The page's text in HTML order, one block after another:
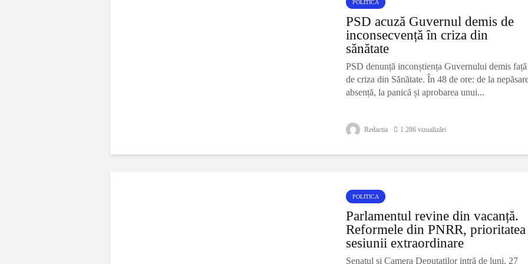
POLITICA
PSD acuză Guvernul demis de
inconsecvență în criza din
sănătate
PSD denunță inconștiența Guvernului demis față
de criza din Sănătate. În 48 de ore: de la
absență, la panică și aprobarea unui...
Redactia 1.286 vizualizări
POLITICA
Parlamentul revine din vacanță.
Reformele din PNRR, prioritatea
sesiunii extraordinare
Senatul și Camera Deputaților intră de luni, 27